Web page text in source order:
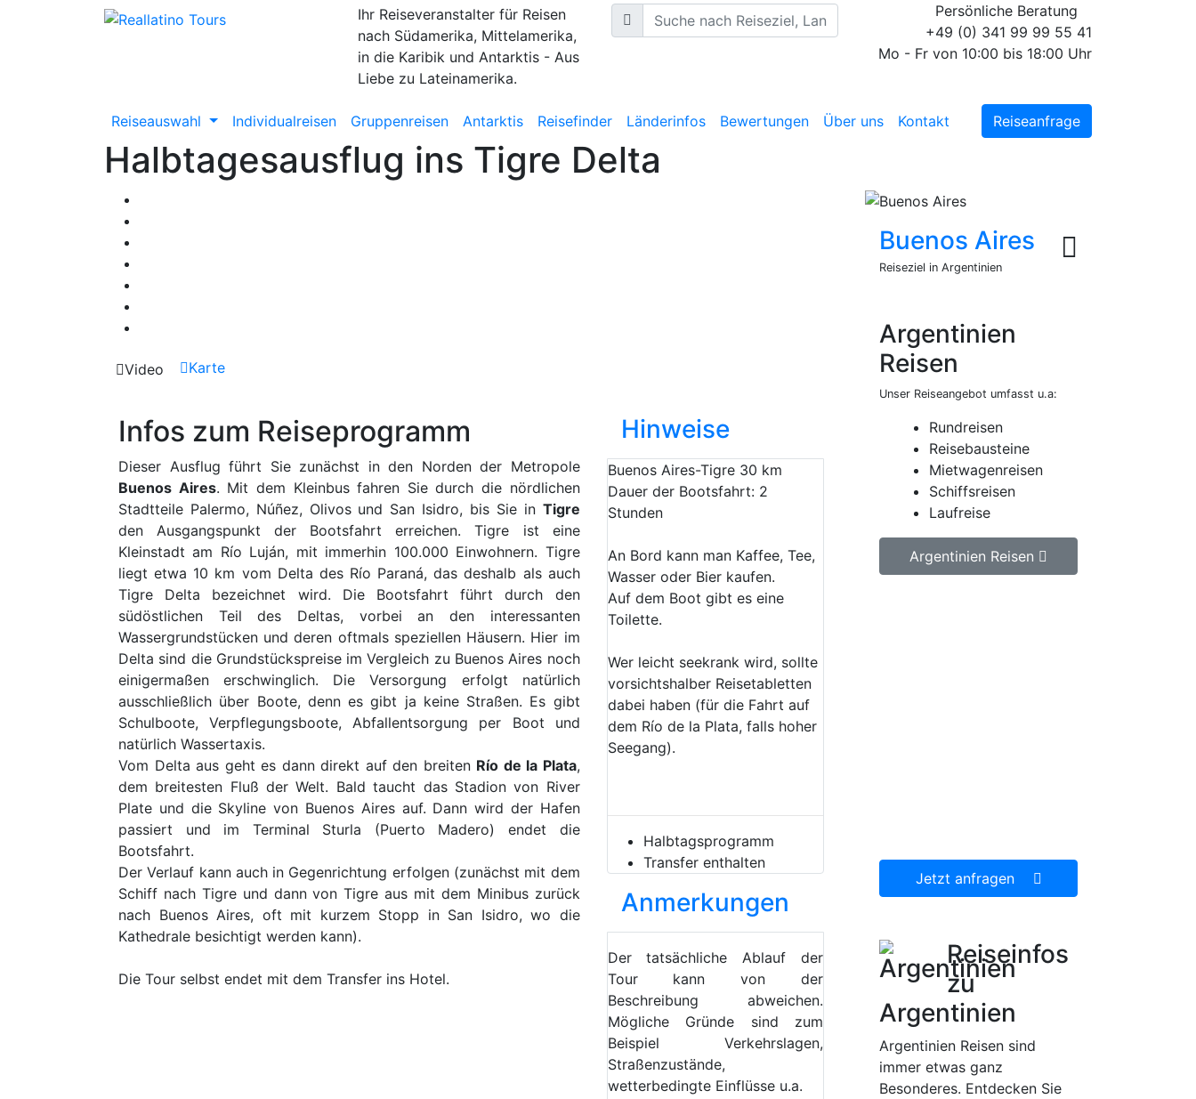
Ihr Reiseveranstalter für Reisen
nach Südamerika, Mittelamerika,
in die Karibik und Antarktis - Aus
Liebe zu Lateinamerika.
Persönliche Beratung
+49 (0) 341 99 99 55 41
Mo - Fr von 10:00 bis 18:00 Uhr
Reiseauswahl Individualreisen Gruppenreisen Antarktis Reisefinder Länderinfos Bewertungen Über uns Kontakt Reiseanfrage
Halbtagesausflug ins Tigre Delta
Video Karte
Infos zum Reiseprogramm
Dieser Ausflug führt Sie zunächst in den Norden der Metropole
Buenos Aires. Mit dem Kleinbus fahren Sie durch die nördlichen
Stadtteile Palermo, Núñez, Olivos und San Isidro, bis Sie in Tigre
den Ausgangspunkt der Bootsfahrt erreichen. Tigre ist eine
Kleinstadt am Río Luján, mit immerhin 100.000 Einwohnern. Tigre
liegt etwa 10 km vom Delta des Río Paraná, das deshalb als auch
Tigre Delta bezeichnet wird. Die Bootsfahrt führt durch den
südöstlichen Teil des Deltas, vorbei an den interessanten
Wassergrundstücken und deren oftmals speziellen Häusern. Hier im
Delta sind die Grundstückspreise im Vergleich zu Buenos Aires noch
einigermaßen erschwinglich. Die Versorgung erfolgt natürlich
ausschließlich über Boote, denn es gibt ja keine Straßen. Es gibt
Schulboote, Verpflegungsboote, Abfallentsorgung per Boot und
natürlich Wassertaxis.
Vom Delta aus geht es dann direkt auf den breiten Río de la Plata,
dem breitesten Fluß der Welt. Bald taucht das Stadion von River
Plate und die Skyline von Buenos Aires auf. Dann wird der Hafen
passiert und im Terminal Sturla (Puerto Madero) endet die
Bootsfahrt.
Der Verlauf kann auch in Gegenrichtung erfolgen (zunächst mit dem
Schiff nach Tigre und dann von Tigre aus mit dem Minibus zurück
nach Buenos Aires, oft mit kurzem Stopp in San Isidro, wo die
Kathedrale besichtigt werden kann).
Die Tour selbst endet mit dem Transfer ins Hotel.
Hinweise
Buenos Aires-Tigre 30 km
Dauer der Bootsfahrt: 2
Stunden
An Bord kann man Kaffee, Tee,
Wasser oder Bier kaufen.
Auf dem Boot gibt es eine
Toilette.
Wer leicht seekrank wird, sollte
vorsichtshalber Reisetabletten
dabei haben (für die Fahrt auf
dem Río de la Plata, falls hoher
Seegang).
Halbtagsprogramm
Transfer enthalten
Anmerkungen
Der tatsächliche Ablauf der
Tour kann von der
Beschreibung abweichen.
Mögliche Gründe sind zum
Beispiel Verkehrslagen,
Straßenzustände,
wetterbedingte Einflüsse u.a.
Buenos Aires
Reiseziel in Argentinien
Argentinien
Reisen
Unser Reiseangebot umfasst u.a:
Rundreisen
Reisebausteine
Mietwagenreisen
Schiffsreisen
Laufreise
Argentinien Reisen
Jetzt anfragen
Reiseinfos
zu
Argentinien
Argentinien Reisen sind
immer etwas ganz
Besonderes. Entdecken Sie